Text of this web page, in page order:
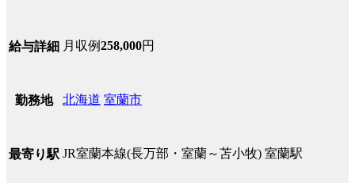
給与詳細 月収例258,000円
勤務地 北海道 室蘭市
最寄り駅 JR室蘭本線(長万部・室蘭～苫小牧) 室蘭駅